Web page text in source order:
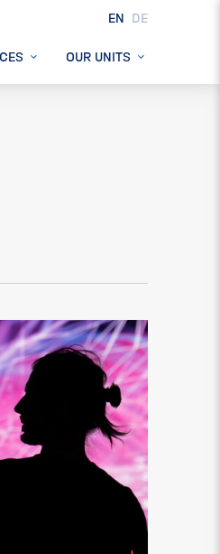
OUR UNITS
EN DE